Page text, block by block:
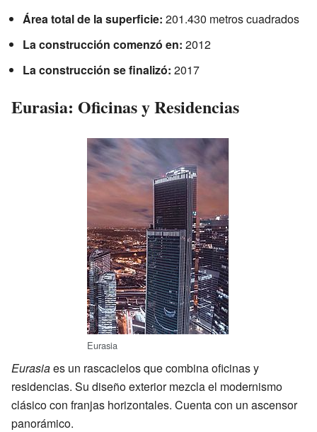
Área total de la superficie: 201.430 metros cuadrados
La construcción comenzó en: 2012
La construcción se finalizó: 2017
Eurasia: Oficinas y Residencias
Eurasia
Eurasiaes un rascacielos que combina oficinas y
residencias. Su diseño exterior mezcla el modernismo
clásico con franjas horizontales. Cuenta con un ascensor
panorámico.